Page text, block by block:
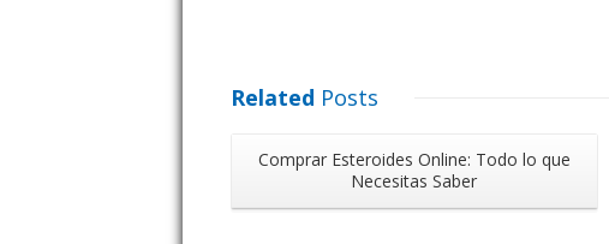
Related Posts
Comprar Esteroides Online: Todo lo que
Necesitas Saber